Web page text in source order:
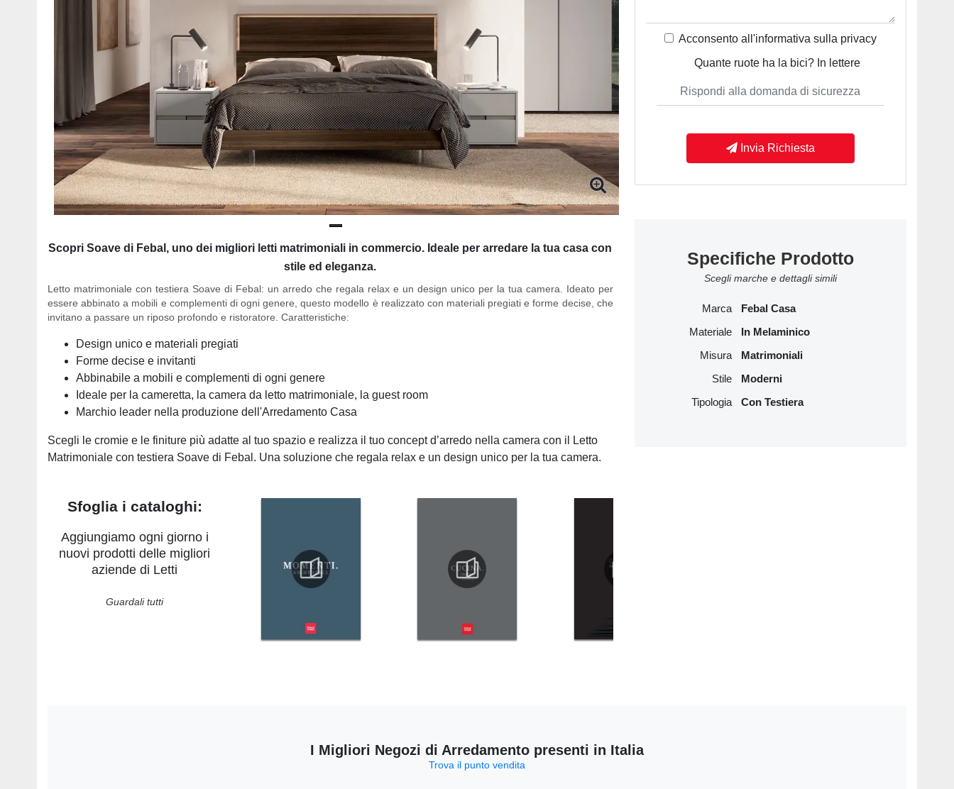
Scopri Soave di Febal, uno dei migliori letti matrimoniali in commercio. Ideale per arredare la tua casa con
stile ed eleganza.
Letto matrimoniale con testiera Soave di Febal: un arredo che regala relax e un design unico per la tua camera. Ideato per
essere abbinato a mobili e complementi di ogni genere, questo modello è realizzato con materiali pregiati e forme decise, che
invitano a passare un riposo profondo e ristoratore. Caratteristiche:
Design unico e materiali pregiati
Forme decise e invitanti
Abbinabile a mobili e complementi di ogni genere
Ideale per la cameretta, la camera da letto matrimoniale, la guest room
Marchio leader nella produzione dell'Arredamento Casa
Scegli le cromie e le finiture più adatte al tuo spazio e realizza il tuo concept d’arredo nella camera con il Letto
Matrimoniale con testiera Soave di Febal. Una soluzione che regala relax e un design unico per la tua camera.
Sfoglia i cataloghi:
Aggiungiamo ogni giorno i
nuovi prodotti delle migliori
aziende di Letti
Guardali tutti
Acconsento all'informativa sulla privacy
Quante ruote ha la bici? In lettere
Invia Richiesta
Specifiche Prodotto
Scegli marche e dettagli simili
Marca Febal Casa
Materiale In Melaminico
Misura Matrimoniali
Stile Moderni
Tipologia Con Testiera
I Migliori Negozi di Arredamento presenti in Italia
Trova il punto vendita